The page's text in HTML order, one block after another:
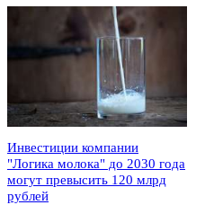
Инвестиции компании
"Логика молока" до 2030 года
могут превысить 120 млрд
рублей